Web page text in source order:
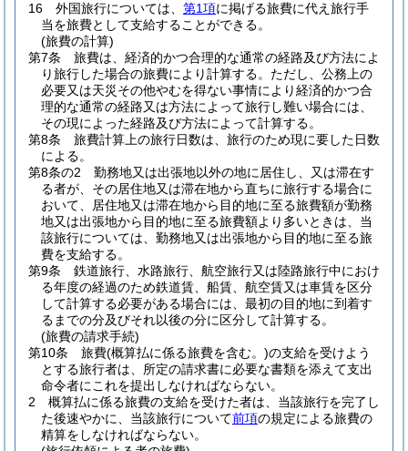
16
外国旅行については、 第1項に掲げる旅費に代え旅行手
当を旅費として支給することができる。
(旅費の計算)
第7条
旅費は、経済的かつ合理的な通常の経路及び方法によ
り旅行した場合の旅費により計算する。 ただし、公務上の
必要又は天災その他やむを得ない事情により経済的かつ合
理的な通常の経路又は方法によって旅行し難い場合には、
その現によった経路及び方法によって計算する。
第8条
旅費計算上の旅行日数は、旅行のため現に要した日数
による。
第8条の2
勤務地又は出張地以外の地に居住し、又は滞在す
る者が、その居住地又は滞在地から直ちに旅行する場合に
おいて、居住地又は滞在地から目的地に至る旅費額が勤務
地又は出張地から目的地に至る旅費額より多いときは、当
該旅行については、勤務地又は出張地から目的地に至る旅
費を支給する。
第9条
鉄道旅行、水路旅行、航空旅行又は陸路旅行中におけ
る年度の経過のため鉄道賃、船賃、航空賃又は車賃を区分
して計算する必要がある場合には、最初の目的地に到着す
るまでの分及びそれ以後の分に区分して計算する。
(旅費の請求手続)
第10条
旅費(概算払に係る旅費を含む。)の支給を受けよう
とする旅行者は、所定の請求書に必要な書類を添えて支出
命令者にこれを提出しなければならない。
2
概算払に係る旅費の支給を受けた者は、当該旅行を完了し
た後速やかに、当該旅行について前項の規定による旅費の
精算をしなければならない。